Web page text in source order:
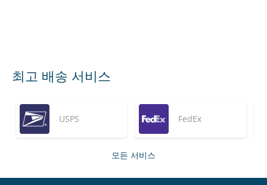
최고 배송 서비스
USPS FedEx
모든 서비스